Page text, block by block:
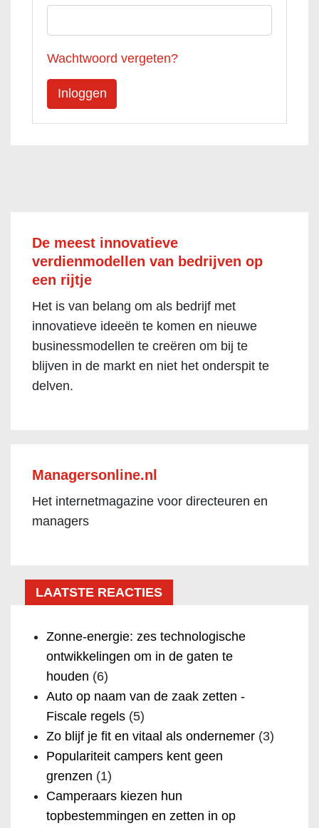
Wachtwoord vergeten?
De meest innovatieve
verdienmodellen van bedrijven op
een rijtje
Het is van belang om als bedrijf met
innovatieve ideeën te komen en nieuwe
businessmodellen te creëren om bij te
blijven in de markt en niet het onderspit te
delven.
Managersonline.nl
Het internetmagazine voor directeuren en
managers
LAATSTE REACTIES
Zonne-energie: zes technologische
ontwikkelingen om in de gaten te
houden (6)
Auto op naam van de zaak zetten -
Fiscale regels (5)
Zo blijf je fit en vitaal als ondernemer (3)
Populariteit campers kent geen
grenzen (1)
Camperaars kiezen hun
topbestemmingen en zetten in op